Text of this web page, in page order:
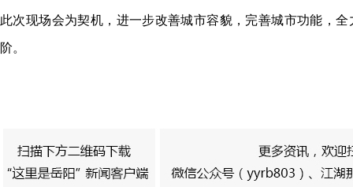
此次现场会为契机，进一步改善城市容貌 ， 完善城市功能，
阶。